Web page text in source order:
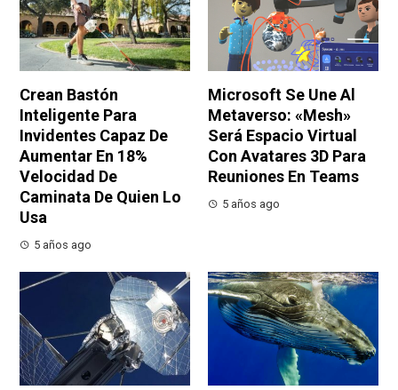
Crean Bastón
Inteligente Para
Invidentes Capaz De
Aumentar En 18%
Velocidad De
Caminata De Quien Lo
Usa
5 años ago
Microsoft Se Une Al
Metaverso: «Mesh»
Será Espacio Virtual
Con Avatares 3D Para
Reuniones En Teams
5 años ago